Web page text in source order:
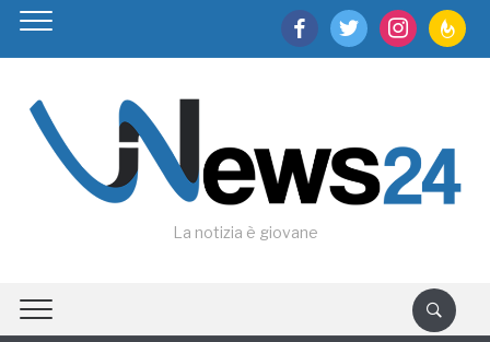
facebooktwitter instagram
La notizia è giovane